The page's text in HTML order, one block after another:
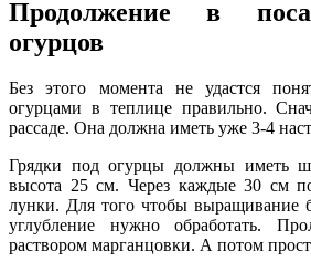
Продолжение в
огурцов
Без этого момента не удастся
огурцами в теплице правильно.
рассаде. Она должна иметь уже 3-4
Грядки под огурцы должны иметь
высота 25 см. Через каждые 30 см
лунки. Для того чтобы выращивание
углубление нужно обработать.
раствором марганцовки. А потом